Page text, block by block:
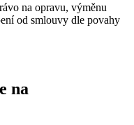
na opravu, výměnu
od smlouvy dle povahy
na